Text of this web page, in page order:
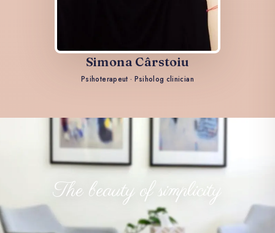
Simona Cârstoiu
Psihoterapeut · Psiholog clinician
The beauty of simplicity